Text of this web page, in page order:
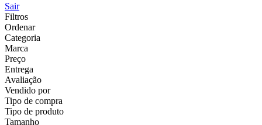
Sair
Filtros
Ordenar
Categoria
Marca
Preço
Entrega
Avaliação
Vendido por
Tipo de compra
Tipo de produto
Tamanho